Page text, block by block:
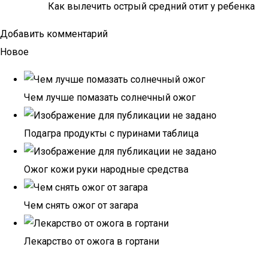
Как вылечить острый средний отит у ребенка
Добавить комментарий
Новое
Чем лучше помазать солнечный ожог
Подагра продукты с пуринами таблица
Ожог кожи руки народные средства
Чем снять ожог от загара
Лекарство от ожога в гортани